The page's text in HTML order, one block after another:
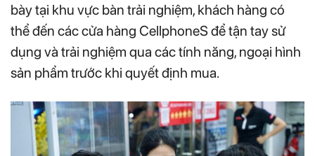
bày tại khu vực bàn trải nghiệm, khách hàng có
thể đến các cửa hàng CellphoneS để tận tay sử
dụng và trải nghiệm qua các tính năng, ngoại hình
sản phẩm trước khi quyết định mua.